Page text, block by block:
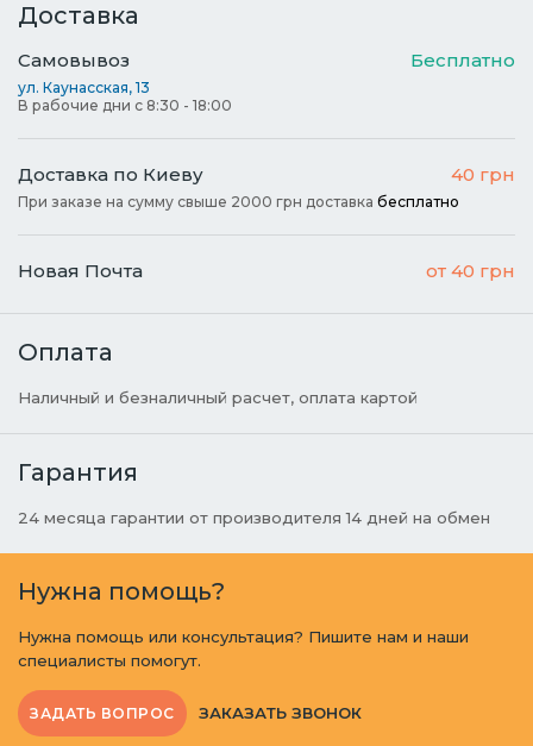
Доставка
Самовывоз Бесплатно
ул. Каунасская, 13
В рабочие дни с 8:30 - 18:00
Доставка по Киеву 40 грн
При заказе на сумму свыше 2000 грн доставка бесплатно
Новая Почта от 40 грн
Оплата
Наличный и безналичный расчет, оплата картой
Гарантия
24 месяца гарантии от производителя 14 дней на обмен
Нужна помощь?
Нужна помощь или консультация? Пишите нам и наши
специалисты помогут.
ЗАДАТЬ ВОПРОС ЗАКАЗАТЬ ЗВОНОК